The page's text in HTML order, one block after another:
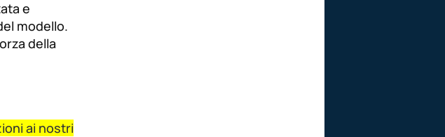
e
modello.
della
ai nostri